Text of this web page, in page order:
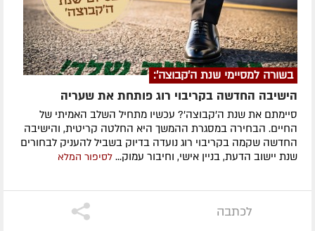
בשורה למסיימי שנת ה'קבוצה':
הישיבה החדשה בקריבוי רוג פותחת את שעריה
סיימתם את שנת ה'קבוצה'? עכשיו מתחיל השלב האמיתי של
החיים. הבחירה במסגרת ההמשך היא החלטה קריטית, והישיבה
החדשה שקמה בקריבוי רוג נועדה בדיוק בשביל להעניק לבחורים
שנת יישוב הדעת, בניין אישי, וחיבור עמוק... לסיפור המלא
לכתבה